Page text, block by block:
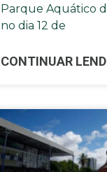
Parque Aquático
no dia 12 de
CONTINUAR